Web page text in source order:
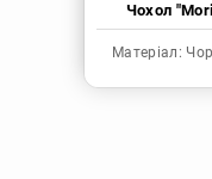
Чохол
Матеріал: